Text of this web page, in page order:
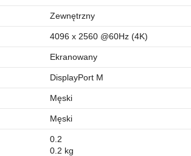
Zewnętrzny
4096 x 2560 @60Hz (4K)
Ekranowany
DisplayPort M
Męski
Męski
0.2
0.2 kg